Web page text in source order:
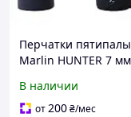
Перчатки
Marlin HUNTER 7
В наличии
от200₴/мес